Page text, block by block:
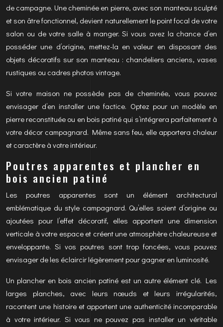
de campagne. Une cheminée en pierre, avec son manteau sculpté
et son âtre fonctionnel, devient naturellement le point focal de votre
salon ou de votre salle à manger. Si vous avez la chance d’en
posséder une d’origine, mettez-la en valeur en disposant des
objets décoratifs sur son manteau : chandeliers anciens, vases
rustiques ou cadres photos vintage.
Si votre maison ne possède pas de cheminée, vous pouvez
envisager d’en installer une factice. Optez pour un modèle en
pierre reconstituée ou en bois patiné qui s’intégrera parfaitement à
votre décor campagnard. Même sans feu, elle apportera chaleur
et caractère à votre intérieur.
Poutres apparentes et plancher en
bois ancien patiné
Les poutres apparentes sont un élément architectural
emblématique du style campagnard. Qu’elles soient d’origine ou
ajoutées pour l’effet décoratif, elles apportent une dimension
verticale à votre espace et créent une atmosphère chaleureuse et
enveloppante. Si vos poutres sont trop foncées, vous pouvez
envisager de les éclaircir légèrement pour gagner en luminosité.
Un plancher en bois ancien patiné est un autre élément clé. Les
larges planches, avec leurs nœuds et leurs irrégularités,
racontent une histoire et apportent une authenticité incomparable
à votre intérieur. Si vous ne pouvez pas installer un véritable